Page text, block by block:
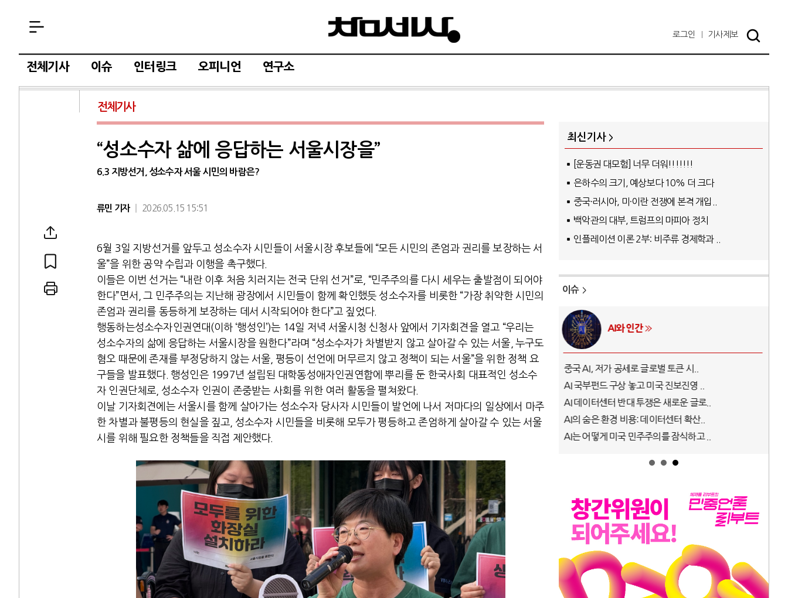
로그인 기사제보
전체기사 이슈 인터링크 오피니언 연구소
전체기사
“성소수자 삶에 응답하는 서울시장을”
6.3 지방선거, 성소수자 서울 시민의 바람은?
류민 기자 2026.05.15 15:51
6월 3일 지방선거를 앞두고 성소수자 시민들이 서울시장 후보들에 “모든 시민의 존엄과 권리를 보장하는 서
울”을 위한 공약 수립과 이행을 촉구했다.
이들은 이번 선거는 “내란 이후 처음 치러지는 전국 단위 선거”로, “민주주의를 다시 세우는 출발점이 되어야
한다”면서, 그 민주주의는 지난해 광장에서 시민들이 함께 확인했듯 성소수자를 비롯한 “가장 취약한 시민의
존엄과 권리를 동등하게 보장하는 데서 시작되어야 한다”고 짚었다.
행동하는성소수자인권연대(이하 ‘행성인’)는 14일 저녁 서울시청 신청사 앞에서 기자회견을 열고 “우리는
성소수자의 삶에 응답하는 서울시장을 원한다”라며 “성소수자가 차별받지 않고 살아갈 수 있는 서울, 누구도
혐오 때문에 존재를 부정당하지 않는 서울, 평등이 선언에 머무르지 않고 정책이 되는 서울”을 위한 정책 요
구들을 발표했다. 행성인은 1997년 설립된 대학동성애자인권연합에 뿌리를 둔 한국사회 대표적인 성소수
자 인권단체로, 성소수자 인권이 존중받는 사회를 위한 여러 활동을 펼쳐왔다.
이날 기자회견에는 서울시를 함께 살아가는 성소수자 당사자 시민들이 발언에 나서 저마다의 일상에서 마주
한 차별과 불평등의 현실을 짚고, 성소수자 시민들을 비롯해 모두가 평등하고 존엄하게 살아갈 수 있는 서울
시를 위해 필요한 정책들을 직접 제안했다.
최신기사
[운동권 대모험] 너무 더워!!!!!!!
은하수의 크기, 예상보다 10% 더 크다
중국·러시아, 미·이란 전쟁에 본격 개입..
백악관의 대부, 트럼프의 마피아 정치
인플레이션 이론 2부: 비주류 경제학과 ..
이슈
러시아-우크라이나 전쟁
전쟁의 추상화: 우크라이나, 대리전의 역..
EU·우크라이나 드론 협력 직후, 러시아..
나토, 우크라 군사지원 2027년까지 공..
우크라이나, 덴마크, 에스토니아, 네덜란..
러·우크라, 대규모 공습 주고받아…민간 ..
중동 위기
호르무즈 갈등 격화, 트럼프 정치·경제 ..
호르무즈 해협 통행료를 철회한 트럼프
이란, 호르무즈 해협 봉쇄 선택한 배경
트럼프, 이란 압박수단 한계 직면
AI와 인간
중국 AI, 저가 공세로 글로벌 토큰 시..
AI 국부펀드 구상 놓고 미국 진보진영 ..
AI 데이터센터 반대 투쟁은 새로운 글로..
AI의 숨은 환경 비용: 데이터센터 확산..
AI는 어떻게 미국 민주주의를 잠식하고 ..